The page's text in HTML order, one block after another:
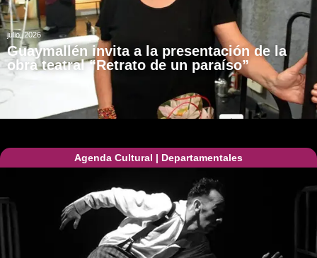
julio, 2026
Guaymallén invita a la presentación de la
obra teatral “Retrato de un paraíso”
Agenda Cultural | Departamentales